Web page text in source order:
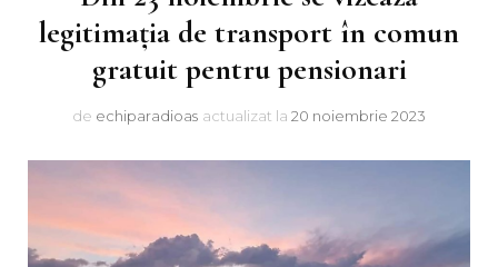
legitimația de transport în comun
gratuit pentru pensionari
de echiparadioas actualizat la 20 noiembrie 2023